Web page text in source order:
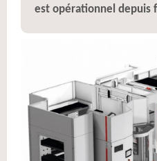
est opérationnel depuis